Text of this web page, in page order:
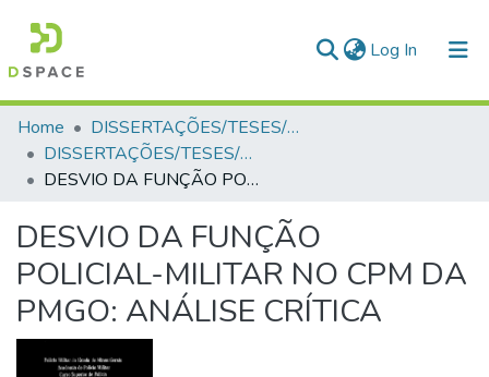
Log In (current)
Communities & Collections
All of DSpace
Home
DISSERTAÇÕES/TESES/MONOGRAFIAS
DISSERTAÇÕES/TESES/MONOGRAFIAS
DESVIO DA FUNÇÃO POLICIAL-MILITAR NO CPM DA PMGO: ANÁLISE CRÍTICA
DESVIO DA FUNÇÃO
POLICIAL-MILITAR NO CPM DA
PMGO: ANÁLISE CRÍTICA